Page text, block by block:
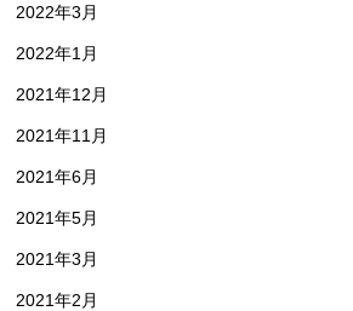
2022年3月
2022年1月
2021年12月
2021年11月
2021年6月
2021年5月
2021年3月
2021年2月